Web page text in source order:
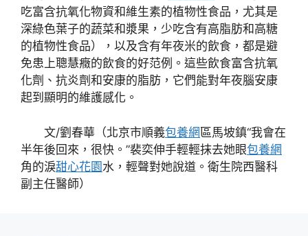
吃富含抗氧化物資和維生素的植物性食品，尤其是
深綠色葉子的蔬菜和漿果，少吃含有高脂肪和高糖
的植物性食品），以及含有年夜米的飲食，都是避
免患上聰慧癥的飲食的好范例。這些飲食富含抗氧
化劑、抗炎劑和安康的脂肪，它們能對年夜腦安康
起到顯明的維護感化。
文/劉春華（北京市順義包養網區馬坡鎮“我會在
半年後回來，很快。”裴奕伸手輕輕抹去她眼包養網
角的淚甜心花園水，輕聲對她說道。衛生院西醫科
副主任醫師）